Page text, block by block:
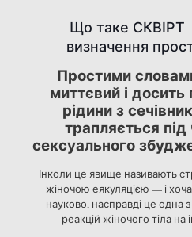
Що таке СКВІРТ
визначення
Простими
миттєвий і досить
рідини з
трапляється
сексуального
Інколи це явище називають
жіночою еякуляцією — і
науково, насправді це
реакцій жіночого тіла